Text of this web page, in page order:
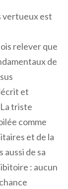
vertueux est
relever que
de
et
triste
comme
et de la
aussi de sa
: aucun